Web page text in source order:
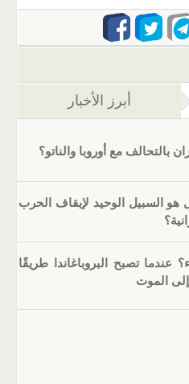
التبويب النشطة)
أبرز الأخبار
بالتحالف مع أوروبا والناتو؟
السبيل الوحيد لإيقاف الحرب
عندما تصبح البروباغاندا طريقًا
إلى الموت